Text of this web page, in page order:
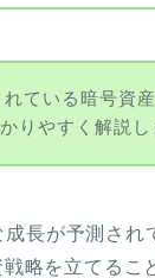
ている暗号資
りやすく解説し
長が予測され
略を立てるこ